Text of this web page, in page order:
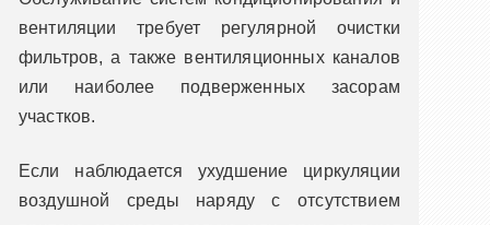
вентиляции требует регулярной очистки
фильтров, а также вентиляционных каналов
или наиболее подверженных засорам
участков.
Если наблюдается ухудшение циркуляции
воздушной среды наряду с отсутствием